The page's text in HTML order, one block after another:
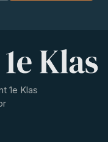
1e Klas